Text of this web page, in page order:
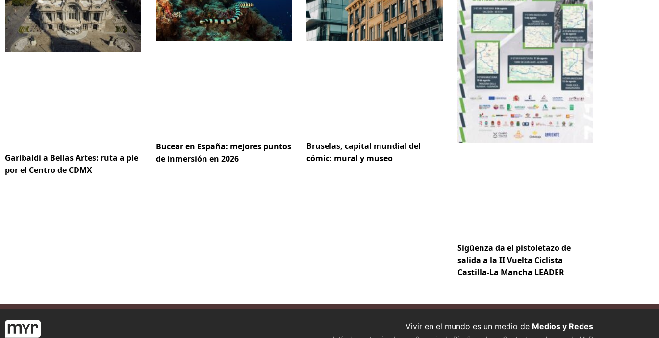
Garibaldi a Bellas Artes: ruta a pie
por el Centro de CDMX
Bucear en España: mejores puntos
de inmersión en 2026
Bruselas, capital mundial del
cómic: mural y museo
Sigüenza da el pistoletazo de
salida a la II Vuelta Ciclista
Castilla-La Mancha LEADER
Vivir en el mundo es un medio de Medios y Redes